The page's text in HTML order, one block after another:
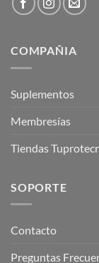
COMPAÑIA
Suplementos
Membresías
Tiendas Tuprotecr
SOPORTE
Contacto
Preguntas